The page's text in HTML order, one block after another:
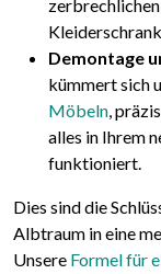
Demontage
kümmert sich
Möbeln,
alles in Ihrem
funktioniert.
Dies sind die
Albtraum in eine
Unsere Formel für